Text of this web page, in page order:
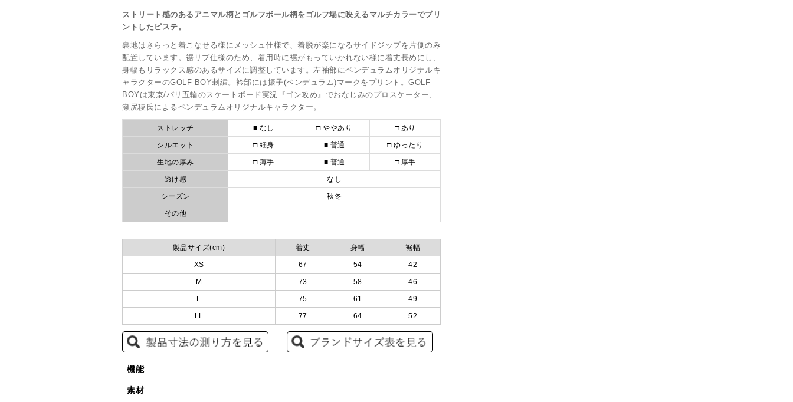
ストリート感のあるアニマル柄とゴルフボール柄をゴルフ場に映えるマルチカラーでプリ
ントしたピステ。
裏地はさらっと着こなせる様にメッシュ仕様で、着脱が楽になるサイドジップを片側のみ
配置しています。裾リブ仕様のため、着用時に裾がもっていかれない様に着丈長めにし、
身幅もリラックス感のあるサイズに調整しています。左袖部にペンデュラムオリジナルキ
ャラクターのGOLF BOY刺繍。衿部には振子(ペンデュラム)マークをプリント。GOLF
BOYは東京/パリ五輪のスケートボード実況『ゴン攻め』でおなじみのプロスケーター、
瀬尻稜氏によるペンデュラムオリジナルキャラクター。
ストレッチ ■ なし □ ややあり □ あり
シルエット □ 細身 ■ 普通 □ ゆったり
生地の厚み □ 薄手 ■ 普通 □ 厚手
透け感 なし
シーズン 秋冬
その他
製品サイズ(cm) 着丈 身幅 裾幅
XS 67 54 42
M 73 58 46
L 75 61 49
LL 77 64 52
機能
素材